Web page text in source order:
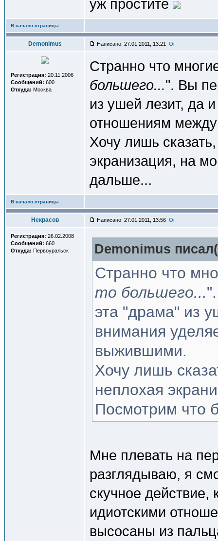
уж простите
В начало страницы
Demonimus Написано: 27.01.2011, 13:21
Регистрация: 20.11.2006
Сообщений: 600
Откуда: Москва
Странно что
большего...". Вы
из ушей лезит, да
отношениям
Хочу лишь
экранизация, на
дальше...
В начало страницы
Некрасов Написано: 27.01.2011, 13:56
Регистрация: 26.02.2008
Сообщений: 660
Откуда: Первоуральск Demonimus
Странно что
то большего...
эта "драма" из
внимания
выжившими.
Хочу лишь
неплохая
Посмотрим что
Мне плевать на
разглядываю, я
скучное действие,
идиотскими
высосаны из